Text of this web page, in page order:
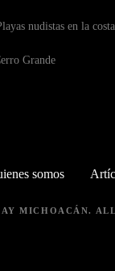
nudistas en la costa
Grande
somos
MICHOACÁN.